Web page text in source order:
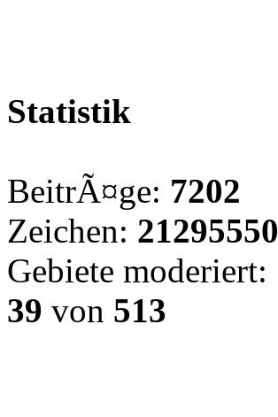
Statistik
BeitrÃ¤ge: 7202
Zeichen: 21295550
Gebiete moderiert:
39 von 513